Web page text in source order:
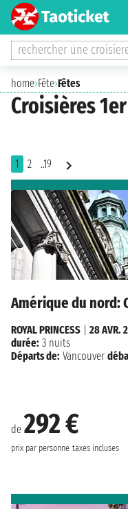
rechercher une
home›Fête›Fêtes
Croisières
1 2 ..19
Amérique du nord:
de 292 €
prix par personne taxes incluses
ROYAL PRINCESS
28 AVR.
durée: 3 nuits
Départs de: Vancouver